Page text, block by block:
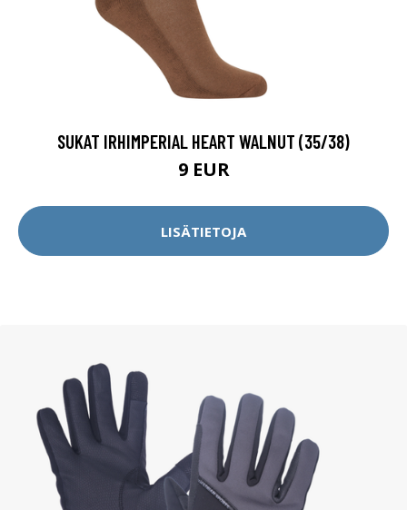
SUKAT IRHIMPERIAL HEART WALNUT (35/38)
9 EUR
LISÄTIETOJA